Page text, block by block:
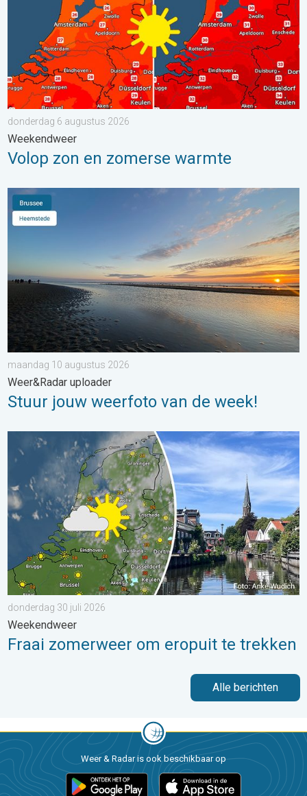
donderdag 6 augustus 2026
Weekendweer
Volop zon en zomerse warmte
Stuur jouw weerfoto van de week!. Weer&Radar uploader. . .
maandag 10 augustus 2026
Weer&Radar uploader
Stuur jouw weerfoto van de week!
Fraai zomerweer om eropuit te trekken. Weekendweer. . .
donderdag 30 juli 2026
Weekendweer
Fraai zomerweer om eropuit te trekken
Alle berichten
Weer & Radar is ook beschikbaar op